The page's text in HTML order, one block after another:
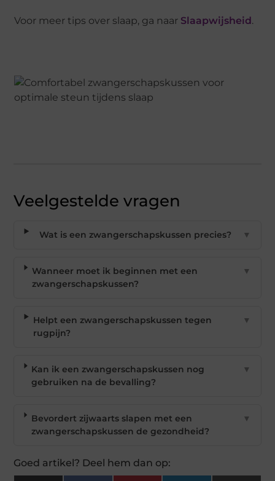
Voor meer tips over slaap, ga naar Slaapwijsheid.
Veelgestelde vragen
Wat is een zwangerschapskussen precies? ▼
Wanneer moet ik beginnen met een
zwangerschapskussen?
▼
Helpt een zwangerschapskussen tegen
rugpijn?
▼
Kan ik een zwangerschapskussen nog
gebruiken na de bevalling?
▼
Bevordert zijwaarts slapen met een
zwangerschapskussen de gezondheid?
▼
Goed artikel? Deel hem dan op: